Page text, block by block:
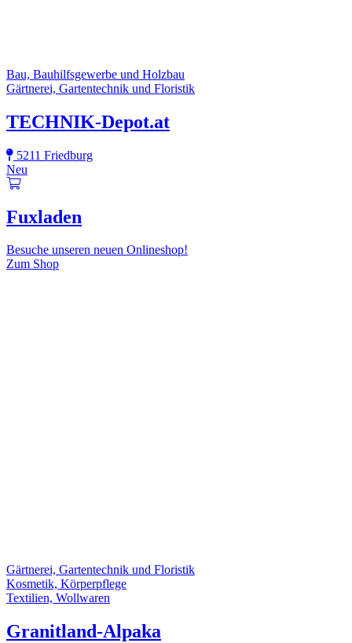
Bau, Bauhilfsgewerbe und Holzbau
Gärtnerei, Gartentechnik und Floristik
TECHNIK-Depot.at
5211 Friedburg
Neu
Fuxladen
Besuche unseren neuen Onlineshop!
Zum Shop
Gärtnerei, Gartentechnik und Floristik
Kosmetik, Körperpflege
Textilien, Wollwaren
Granitland-Alpaka